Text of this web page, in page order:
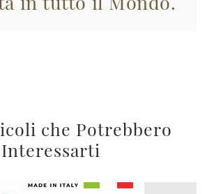
che Potrebbero
Interessarti